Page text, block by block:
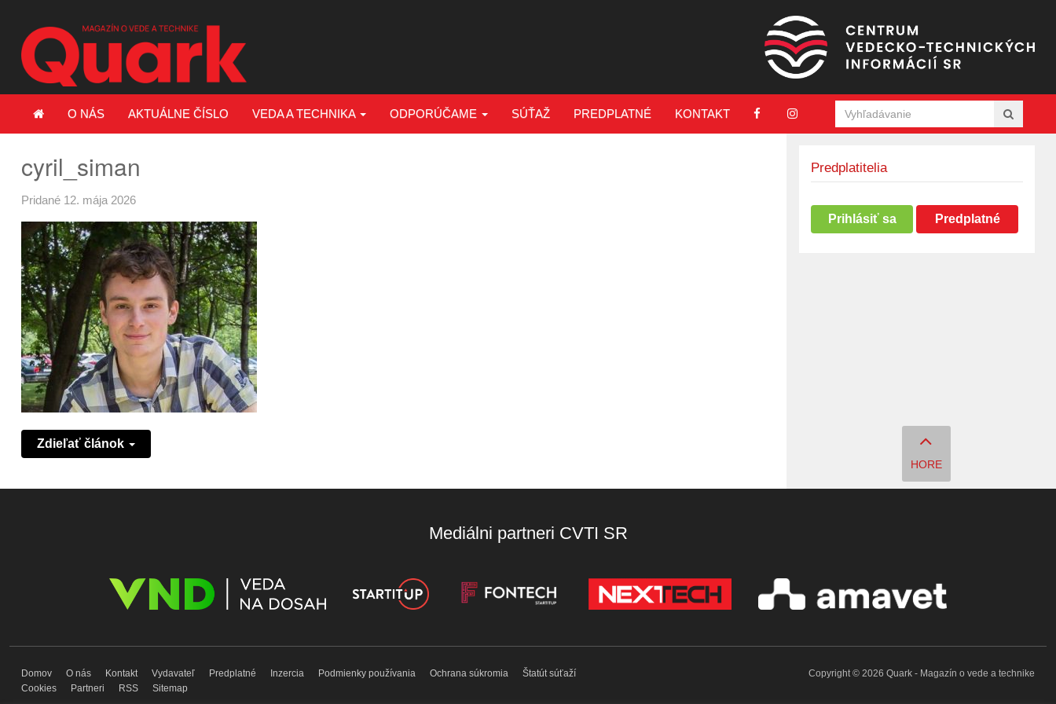
O NÁS AKTUÁLNE ČÍSLO VEDA A TECHNIKA ODPORÚČAME SÚŤAŽ PREDPLATNÉ KONTAKT
cyril_siman
Pridané 12. mája 2026
Zdieľať článok
Predplatitelia
Prihlásiť sa Predplatné
HORE
Mediálni partneri CVTI SR
Domov O nás Kontakt Vydavateľ Predplatné Inzercia Podmienky používania Ochrana súkromia
Štatút súťaží
Cookies
Partneri RSS Sitemap
Copyright © 2026 Quark - Magazín o vede a technike